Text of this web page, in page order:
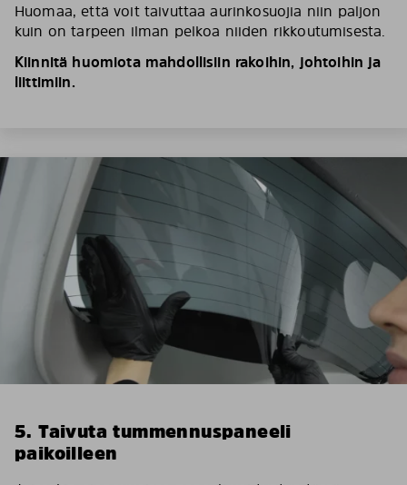
Huomaa, että voit taivuttaa aurinkosuojia niin paljon
kuin on tarpeen ilman pelkoa niiden rikkoutumisesta.
Kiinnitä huomiota mahdollisiin rakoihin, johtoihin ja
liittimiin.
5. Taivuta tummennuspaneeli
paikoilleen